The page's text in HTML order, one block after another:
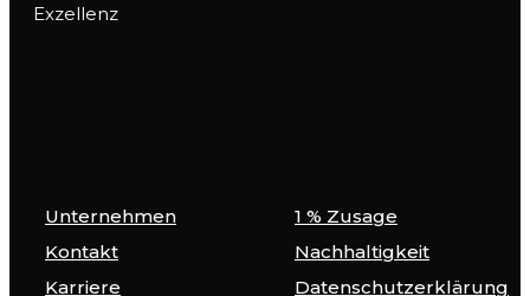
Exzellenz
Unternehmen
1 % Zusage
Kontakt
Nachhaltigkeit
Karriere
Datenschutzerklärung